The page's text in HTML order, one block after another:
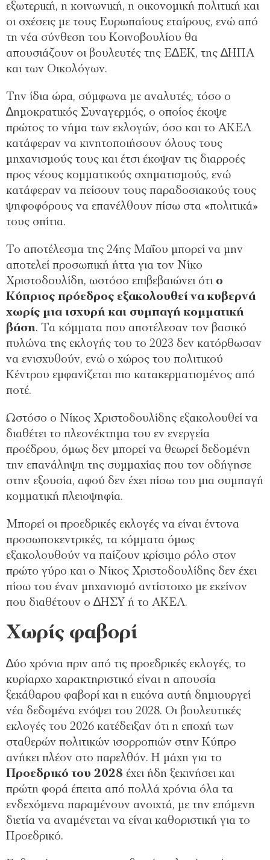
εξωτερική, η κοινωνική, η οικονομική πολιτική και
οι σχέσεις με τους Ευρωπαίους εταίρους, ενώ από
τη νέα σύνθεση του Κοινοβουλίου θα
απουσιάζουν οι βουλευτές της Ε∆ΕΚ, της ∆ΗΠΑ
και των Οικολόγων.
Την ίδια ώρα, σύμφωνα με αναλυτές, τόσο ο
∆ημοκρατικός Συναγερμός, ο οποίος έκοψε
πρώτος το νήμα των εκλογών, όσο και το ΑΚΕΛ
κατάφεραν να κινητοποιήσουν όλους τους
μηχανισμούς τους και έτσι έκοψαν τις διαρροές
προς νέους κομματικούς σχηματισμούς, ενώ
κατάφεραν να πείσουν τους παραδοσιακούς τους
ψηφοφόρους να επανέλθουν πίσω στα «πολιτικά»
τους σπίτια.
Το αποτέλεσμα της 24ης Μαΐου μπορεί να μην
αποτελεί προσωπική ήττα για τον Νίκο
Χριστοδουλίδη, ωστόσο επιβεβαιώνει ότι ο
Κύπριος πρόεδρος εξακολουθεί να κυβερνά
χωρίς μια ισχυρή και συμπαγή κομματική
βάση. Τα κόμματα που αποτέλεσαν τον βασικό
πυλώνα της εκλογής του το 2023 δεν κατόρθωσαν
να ενισχυθούν, ενώ ο χώρος του πολιτικού
Κέντρου εμφανίζεται πιο κατακερματισμένος από
ποτέ.
Ωστόσο ο Νίκος Χριστοδουλίδης εξακολουθεί να
διαθέτει το πλεονέκτημα του εν ενεργεία
προέδρου, όμως δεν μπορεί να θεωρεί δεδομένη
την επανάληψη της συμμαχίας που τον οδήγησε
στην εξουσία, αφού δεν έχει πίσω του μια συμπαγή
κομματική πλειοψηφία.
Μπορεί οι προεδρικές εκλογές να είναι έντονα
προσωποκεντρικές, τα κόμματα όμως
εξακολουθούν να παίζουν κρίσιμο ρόλο στον
πρώτο γύρο και ο Νίκος Χριστοδουλίδης δεν έχει
πίσω του έναν μηχανισμό αντίστοιχο με εκείνον
που διαθέτουν ο ∆ΗΣΥ ή το ΑΚΕΛ.
Χωρίς φαβορί
∆ύο χρόνια πριν από τις προεδρικές εκλογές, το
κυρίαρχο χαρακτηριστικό είναι η απουσία
ξεκάθαρου φαβορί και η εικόνα αυτή δημιουργεί
νέα δεδομένα ενόψει του 2028. Οι βουλευτικές
εκλογές του 2026 κατέδειξαν ότι η εποχή των
σταθερών πολιτικών ισορροπιών στην Κύπρο
ανήκει πλέον στο παρελθόν. Η μάχη για το
Προεδρικό του 2028 έχει ήδη ξεκινήσει και
πρώτη φορά έπειτα από πολλά χρόνια όλα τα
ενδεχόμενα παραμένουν ανοιχτά, με την επόμενη
διετία να αναμένεται να είναι καθοριστική για το
Προεδρικό.